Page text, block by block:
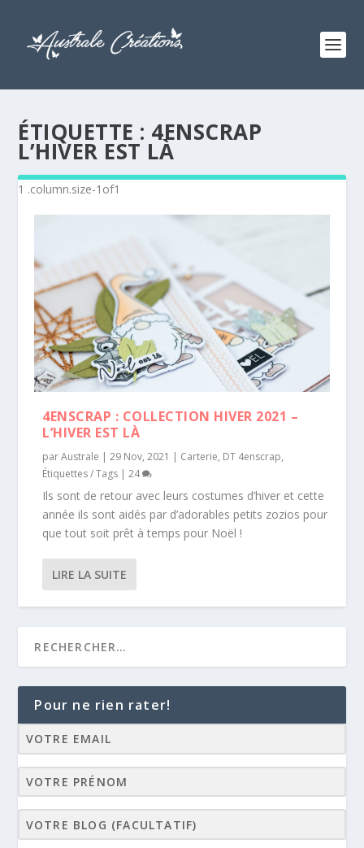
ÉTIQUETTE : 4ENSCRAP
L’HIVER EST LÀ
4ENSCRAP : COLLECTION HIVER 2021 –
L’HIVER EST LÀ
parAustrale |29 Nov, 2021 | Carterie, DT 4enscrap,
Étiquettes / Tags |24
Ils sont de retour avec leurs costumes d’hiver et cette
année ils sont aidés par d’adorables petits zozios pour
que tout soit prêt à temps pour Noël !
LIRE LA SUITE
Pour ne rien rater!